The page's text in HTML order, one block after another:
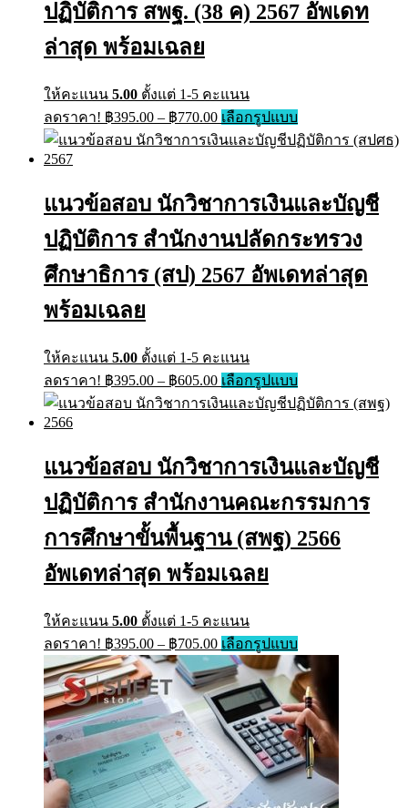
be
chosen
ปฏิบัติการ สพฐ. (38 ค) 2567 อัพเดท
ล่าสุด พร้อมเฉลย
ให้คะแนน 5.00 ตั้งแต่ 1-5 คะแนน
ลดราคา! ฿395.00 – ฿770.00Price
range:
฿395.00
เลือกรูปแบบThis
product
has
The
options
be
on
แนวข้อสอบ นักวิชาการเงินและบัญชี
ปฏิบัติการ สำนักงานปลัดกระทรวง
ศึกษาธิการ (สป) 2567 อัพเดทล่าสุด
พร้อมเฉลย
ให้คะแนน 5.00 ตั้งแต่ 1-5 คะแนน
ลดราคา! ฿395.00 – ฿605.00Price
range:
฿395.00
เลือกรูปแบบThis
product
has
The
options
be
on
แนวข้อสอบ นักวิชาการเงินและบัญชี
ปฏิบัติการ สำนักงานคณะกรรมการ
การศึกษาขั้นพื้นฐาน (สพฐ) 2566
อัพเดทล่าสุด พร้อมเฉลย
ให้คะแนน 5.00 ตั้งแต่ 1-5 คะแนน
ลดราคา! ฿395.00 – ฿705.00Price
range:
฿395.00
through
฿705.00
เลือกรูปแบบThis
product
has
multiple
variants.
The
options
may
be
chosen
on